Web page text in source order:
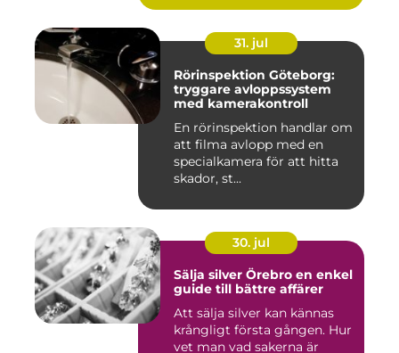
31. jul
Rörinspektion Göteborg:
tryggare avloppssystem
med kamerakontroll
En rörinspektion handlar om
att filma avlopp med en
specialkamera för att hitta
skador, st...
30. jul
Sälja silver Örebro en enkel
guide till bättre affärer
Att sälja silver kan kännas
krångligt första gången. Hur
vet man vad sakerna är